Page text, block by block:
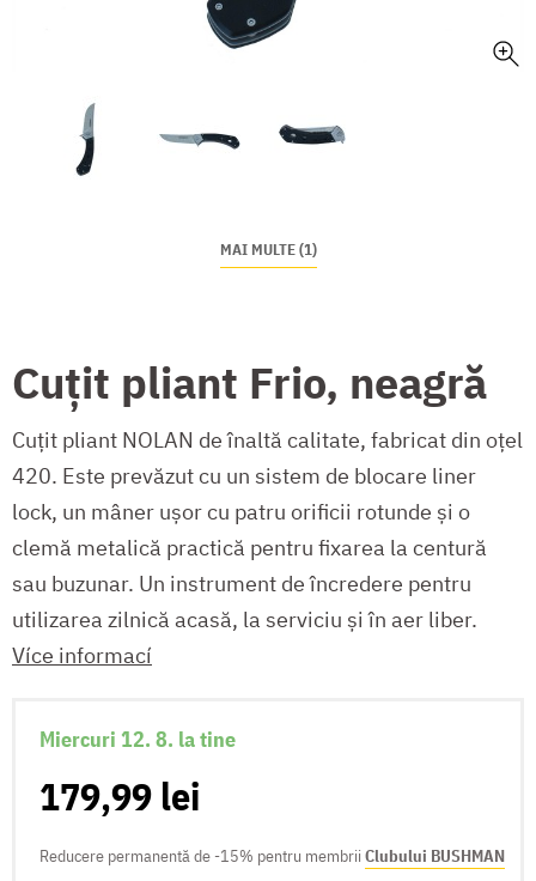
MAI MULTE (1)
Cuțit pliant Frio, neagră
Cuțit pliant NOLAN de înaltă calitate, fabricat din oțel
420. Este prevăzut cu un sistem de blocare liner
lock, un mâner ușor cu patru orificii rotunde și o
clemă metalică practică pentru fixarea la centură
sau buzunar. Un instrument de încredere pentru
utilizarea zilnică acasă, la serviciu și în aer liber.
Více informací
Miercuri 12. 8. la tine
179,99 lei
Reducere permanentă de -15% pentru membrii Clubului BUSHMAN